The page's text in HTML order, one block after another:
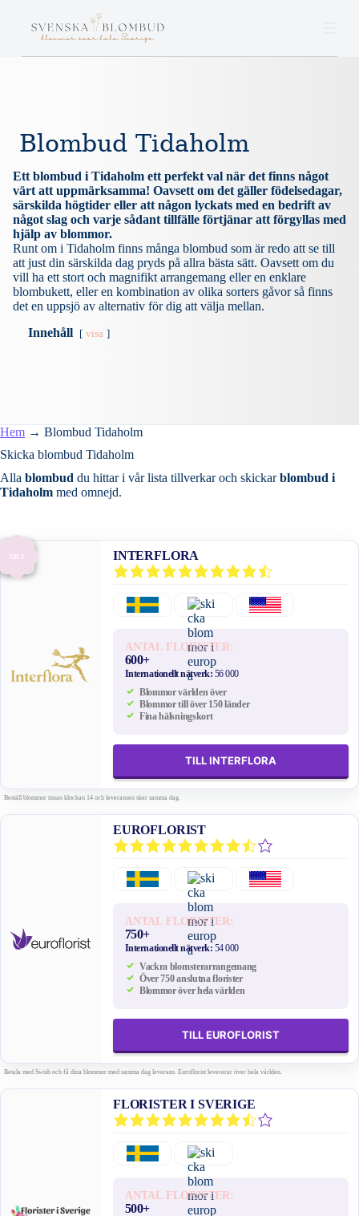
p
n
t
Blombud Tidaholm
Ett blombud i Tidaholm ett perfekt val när det finns något
värt att uppmärksamma! Oavsett om det gäller födelsedagar,
särskilda högtider eller att någon lyckats med en bedrift av
något slag och varje sådant tillfälle förtjänar att förgyllas med
hjälp av blommor.
Runt om i Tidaholm finns många blombud som är redo att se till
att just din särskilda dag pryds på allra bästa sätt. Oavsett om du
vill ha ett stort och magnifikt arrangemang eller en enklare
blombukett, eller en kombination av olika sorters gåvor så finns
det en uppsjö av alternativ för dig att välja mellan.
Innehåll
visa
Hem → Blombud Tidaholm
Skicka blombud Tidaholm
Alla blombud du hittar i vår lista tillverkar och skickarblombud i
Tidaholm med omnejd.
NR 1 INTERFLORA
ANTAL FLORISTER:
600+
Internationellt nätverk: 56 000
Blommor världen över
Blommor till över 150 länder
Fina hälsningskort
TILL INTERFLORA
Beställ blommor innan klockan 14 och leveransen sker samma dag.
EUROFLORIST
ANTAL FLORISTER:
750+
Internationellt nätverk: 54 000
Vackra blomsterarrangemang
Över 750 anslutna florister
Blommor över hela världen
TILL EUROFLORIST
Betala med Swish och få dina blommor med samma dag leverans. Euroflorist levererar över hela världen.
FLORISTER I SVERIGE
ANTAL FLORISTER:
500+